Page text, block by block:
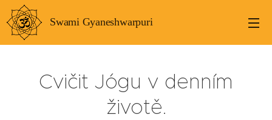
Swami Gyaneshwarpuri
Cvičit Jógu v denním
životě.